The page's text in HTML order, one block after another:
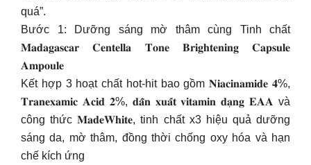
quá”.
Bước 1: Dưỡng sáng mờ thâm cùng Tinh chất
𝐌𝐚𝐝𝐚𝐠𝐚𝐬𝐜𝐚𝐫 𝐂𝐞𝐧𝐭𝐞𝐥𝐥𝐚 𝐓𝐨𝐧𝐞 𝐁𝐫𝐢𝐠𝐡𝐭𝐞𝐧𝐢𝐧𝐠 𝐂𝐚𝐩𝐬𝐮𝐥𝐞
𝐀𝐦𝐩𝐨𝐮𝐥𝐞
Kết hợp 3 hoạt chất hot-hit bao gồm 𝐍𝐢𝐚𝐜𝐢𝐧𝐚𝐦𝐢𝐝𝐞 𝟒%,
𝐓𝐫𝐚𝐧𝐞𝐱𝐚𝐦𝐢𝐜 𝐀𝐜𝐢𝐝 𝟐%, 𝐝𝐚̂̃𝐧 𝐱𝐮𝐚̂́𝐭 𝐯𝐢𝐭𝐚𝐦𝐢𝐧 𝐝𝐚̣𝐧𝐠 𝐄𝐀𝐀 và
công thức 𝐌𝐚𝐝𝐞𝐖𝐡𝐢𝐭𝐞, tinh chất x3 hiệu quả dưỡng
sáng da, mờ thâm, đồng thời chống oxy hóa và hạn
chế kích ứng